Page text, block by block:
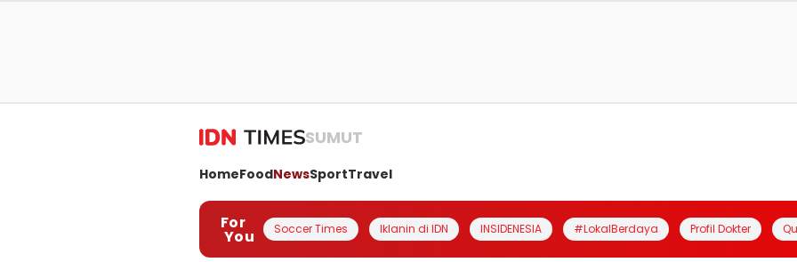
SUMUT
HomeFoodNewsSportTravel
For
You Soccer Times Iklanin di IDN INSIDENESIA #LokalBerdaya Profil Dokter